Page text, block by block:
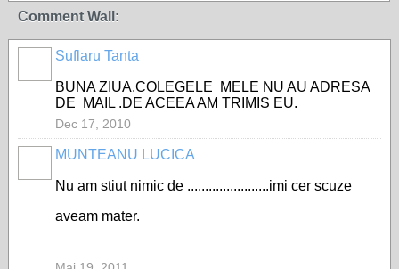
Comment Wall:
Suflaru Tanta
BUNA ZIUA.COLEGELE MELE NU AU ADRESA
DE MAIL .DE ACEEA AM TRIMIS EU.
Dec 17, 2010
MUNTEANU LUCICA
Nu am stiut nimic de .......................imi cer scuze
aveam mater.